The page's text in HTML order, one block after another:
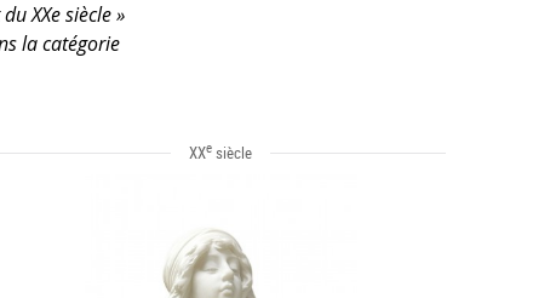
XXe siècle »
la catégorie
XXe siècle